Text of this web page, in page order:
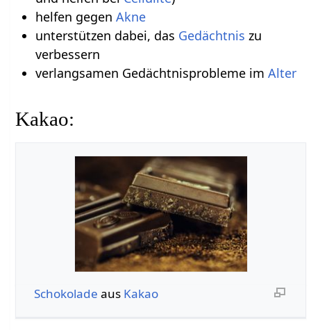
helfen gegen Akne
unterstützen dabei, das Gedächtnis zu
verbessern
verlangsamen Gedächtnisprobleme im Alter
Kakao:
Schokolade aus Kakao